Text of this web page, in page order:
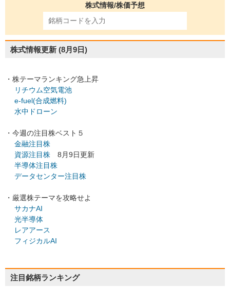
株式情報/株価予想
株式情報更新 (8月9日)
・株テーマランキング急上昇
リチウム空気電池
e-fuel(合成燃料)
水中ドローン
・今週の注目株ベスト５
金融注目株
資源注目株 8月9日更新
半導体注目株
データセンター注目株
・厳選株テーマを攻略せよ
サカナAI
光半導体
レアアース
フィジカルAI
注目銘柄ランキング